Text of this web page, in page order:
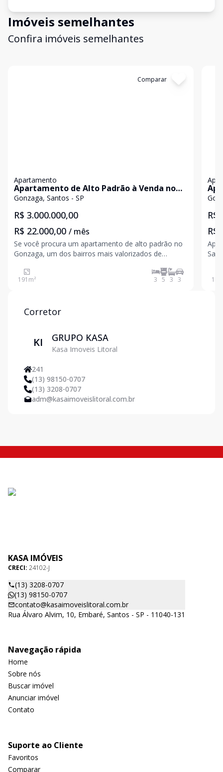
Imóveis semelhantes
Confira imóveis semelhantes
Comparar
Apartamento
Apartamento de Alto Padrão à Venda no
Gonzaga em Santos | 192 m² | 3 Suítes |
Gonzaga, Santos - SP
R$ 3.000.000,00
R$ 22.000,00 / mês
Se você procura um apartamento de alto padrão no
Gonzaga, um dos bairros mais valorizados de
com conforto, sofisticação e exclusividade. Com 192
m² de área privativa, o imóvel possui um projeto
191 m² 3 5 3 3
-
R$
R$
Santos/SP 3
168
Corretor
KI GRUPO KASA
Kasa Imoveis Litoral
241
(13) 98150-0707
(13) 3208-0707
adm@kasaimoveislitoral.com.br
KASA IMÓVEIS
CRECI: 24102-J
(13) 3208-0707
(13) 98150-0707
contato@kasaimoveislitoral.com.br
Rua Álvaro Alvim, 10, Embaré, Santos - SP - 11040-131
Navegação rápida
Home
Sobre nós
Buscar imóvel
Anunciar imóvel
Contato
Suporte ao Cliente
Favoritos
Comparar